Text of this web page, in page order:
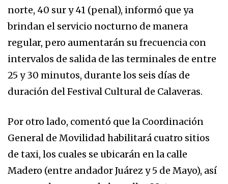
norte, 40 sur y 41 (penal), informó que ya
brindan el servicio nocturno de manera
regular, pero aumentarán su frecuencia con
intervalos de salida de las terminales de entre
25 y 30 minutos, durante los seis días de
duración del Festival Cultural de Calaveras.
Por otro lado, comentó que la Coordinación
General de Movilidad habilitará cuatro sitios
de taxi, los cuales se ubicarán en la calle
Madero (entre andador Juárez y 5 de Mayo), así